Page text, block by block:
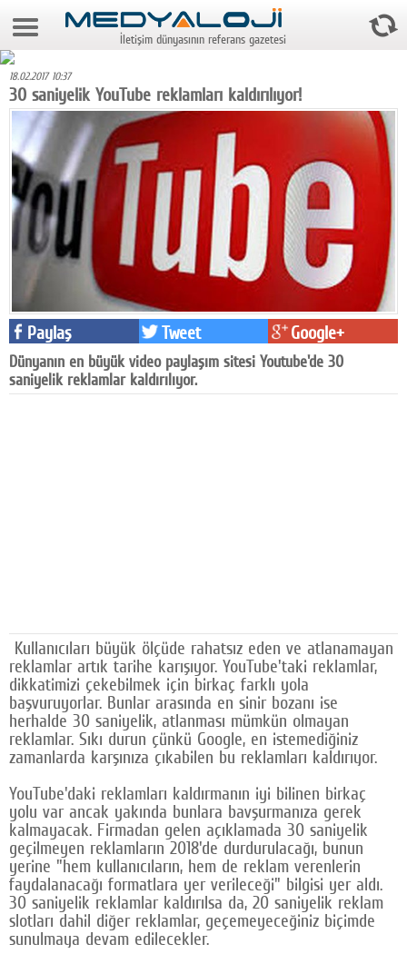
6 Ağustos 2026 9:13:19
Foto Galeri
Video Galeri
Gazeteler
Medya
Reyting-tiraj
Teknoloji
Televizyon
Pr
Yazarlar
Künye
SOSYAL MEDYA
Facebook
Twitter
Google Plus
© 2026 TÜM HAKLARI SAKLIDIR
İletişim dünyasının referans gazetesi
18.02.2017 10:37
30 saniyelik YouTube reklamları kaldırılıyor!
Paylaş Tweet Google+
Dünyanın en büyük video paylaşım sitesi Youtube'de 30
saniyelik reklamlar kaldırılıyor.
Kullanıcıları büyük ölçüde rahatsız eden ve atlanamayan
reklamlar artık tarihe karışıyor. YouTube'taki reklamlar,
dikkatimizi çekebilmek için birkaç farklı yola
başvuruyorlar. Bunlar arasında en sinir bozanı ise
herhalde 30 saniyelik, atlanması mümkün olmayan
reklamlar. Sıkı durun çünkü Google, en istemediğiniz
zamanlarda karşınıza çıkabilen bu reklamları kaldırıyor.
YouTube'daki reklamları kaldırmanın iyi bilinen birkaç
yolu var ancak yakında bunlara bavşurmanıza gerek
kalmayacak. Firmadan gelen açıklamada 30 saniyelik
geçilmeyen reklamların 2018'de durdurulacağı, bunun
yerine "hem kullanıcıların, hem de reklam verenlerin
faydalanacağı formatlara yer verileceği" bilgisi yer aldı.
30 saniyelik reklamlar kaldırılsa da, 20 saniyelik reklam
slotları dahil diğer reklamlar, geçemeyeceğiniz biçimde
sunulmaya devam edilecekler.